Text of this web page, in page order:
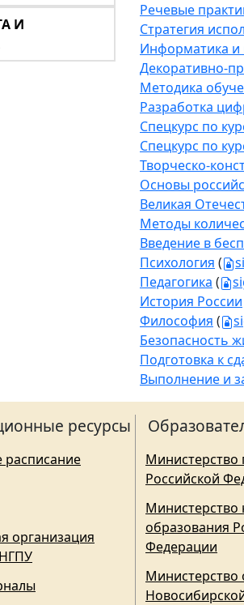
И
Речевые
Стратегия
Информатика и
Декоративно-
Методика
Разработка
Спецкурс по
Спецкурс по
Творческо-
Основы
Великая
Методы
Введение в
Психология (
Педагогика (
История России
Философия (
Безопасность
Подготовка к
Выполнение и
ресурсы
расписание
организация
Российской
Министерство
образования
Федерации
Министерство